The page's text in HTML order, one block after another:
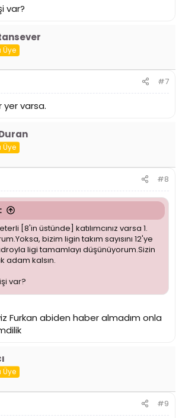
var?
Üye
#7
yer varsa.
Üye
#8
[8'in üstünde] katılımcınız varsa 1.
bizim ligin takım sayısını 12'ye
ligi tamamlayı düşünüyorum.Sizin
adam kalsın.
var?
Furkan abiden haber almadım onla
Üye
#9